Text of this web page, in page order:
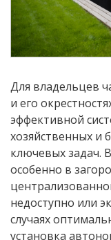
Для владельцев
и его
эффективной
хозяйственных и
ключевых задач.
особенно в
недоступно или
случаях
установка